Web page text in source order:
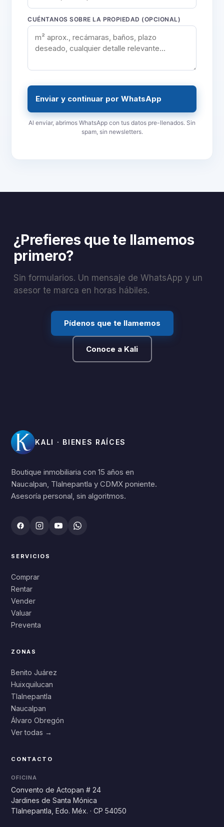
CUÉNTANOS SOBRE LA PROPIEDAD (OPCIONAL)
Enviar y continuar por WhatsApp
Al enviar, abrimos WhatsApp con tus datos pre-llenados. Sin
spam, sin newsletters.
¿Prefieres que te llamemos
primero?
Sin formularios. Un mensaje de WhatsApp y un
asesor te marca en horas hábiles.
Pídenos que te llamemos
Conoce a Kali
KALI · BIENES RAÍCES
Boutique inmobiliaria con 15 años en
Naucalpan, Tlalnepantla y CDMX poniente.
Asesoría personal, sin algoritmos.
SERVICIOS
Comprar
Rentar
Vender
Valuar
Preventa
ZONAS
Benito Juárez
Huixquilucan
Tlalnepantla
Naucalpan
Álvaro Obregón
Ver todas →
CONTACTO
OFICINA
Convento de Actopan # 24
Jardines de Santa Mónica
Tlalnepantla, Edo. Méx. · CP 54050